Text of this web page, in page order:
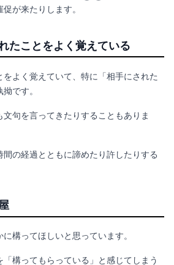
が来たりします。
たことをよく覚えている
よく覚えていて、特に「相手にされた
です。
句を言ってきたりすることもありま
の経過とともに諦めたり許したりする
構ってほしいと思っています。
構ってもらっている」と感じてしまう